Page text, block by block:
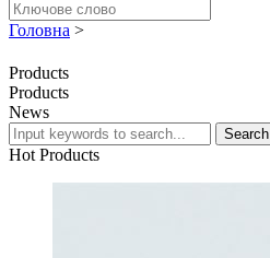
Головна >
Products
Products
News
Search
HotProducts